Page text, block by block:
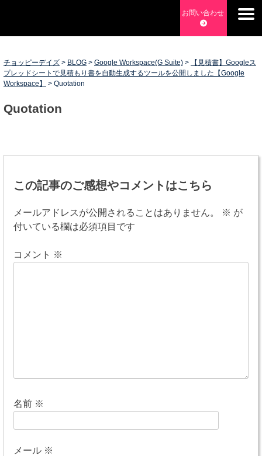
content
ムページ制作・Web開発・アプリ開発・コーチング チョッピ
ーデイズ ChoppyDays
お問い合わせ
チョッピーデイズ > BLOG > Google Workspace(G Suite) >
【見積書】Googleス
プレッドシートで見積もり書を自動生成するツールを公開しました【Google
Workspace】
> Quotation
Quotation
稿
ビ
ゲ
この記事のご感想やコメントはこちら
メールアドレスが公開されることはありません。 ※ が
付いている欄は必須項目です
コメント ※
名前 ※
メール ※